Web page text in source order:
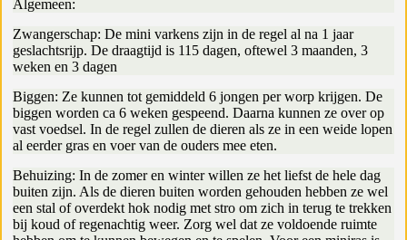
Algemeen:
Zwangerschap: De mini varkens zijn in de regel al na 1 jaar
geslachtsrijp. De draagtijd is 115 dagen, oftewel 3 maanden, 3
weken en 3 dagen
Biggen: Ze kunnen tot gemiddeld 6 jongen per worp krijgen. De
biggen worden ca 6 weken gespeend. Daarna kunnen ze over op
vast voedsel. In de regel zullen de dieren als ze in een weide lopen
al eerder gras en voer van de ouders mee eten.
Behuizing: In de zomer en winter willen ze het liefst de hele dag
buiten zijn. Als de dieren buiten worden gehouden hebben ze wel
een stal of overdekt hok nodig met stro om zich in terug te trekken
bij koud of regenachtig weer. Zorg wel dat ze voldoende ruimte